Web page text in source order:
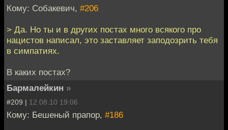
Кому: Собакевич, #206
> Да. Но ты и в других постах много всякого про
нацистов написал, это заставляет заподозрить тебя
в симпатиях.
В каких постах?
Бармалейкин »
#209 | 12.08.10 19:06
Кому: Бешеный прапор, #186